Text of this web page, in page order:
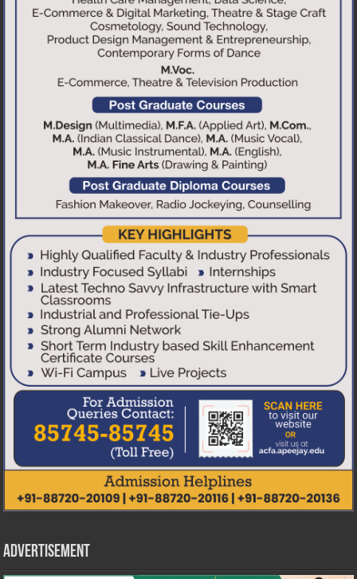
Advertisement